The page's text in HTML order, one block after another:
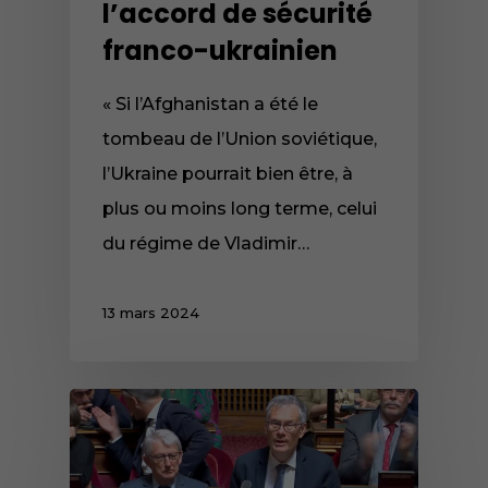
l’accord de sécurité
franco-ukrainien
« Si l’Afghanistan a été le
tombeau de l’Union soviétique,
l’Ukraine pourrait bien être, à
plus ou moins long terme, celui
du régime de Vladimir…
13 mars 2024